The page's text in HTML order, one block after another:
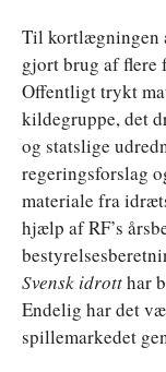
Til kortlægningen
gjort brug af flere
Offentligt trykt
kildegruppe, det
og statslige
regeringsforslag
materiale fra
hjælp af RF’s
Svensk idrotthar
Endelig har det
spillemarkedet